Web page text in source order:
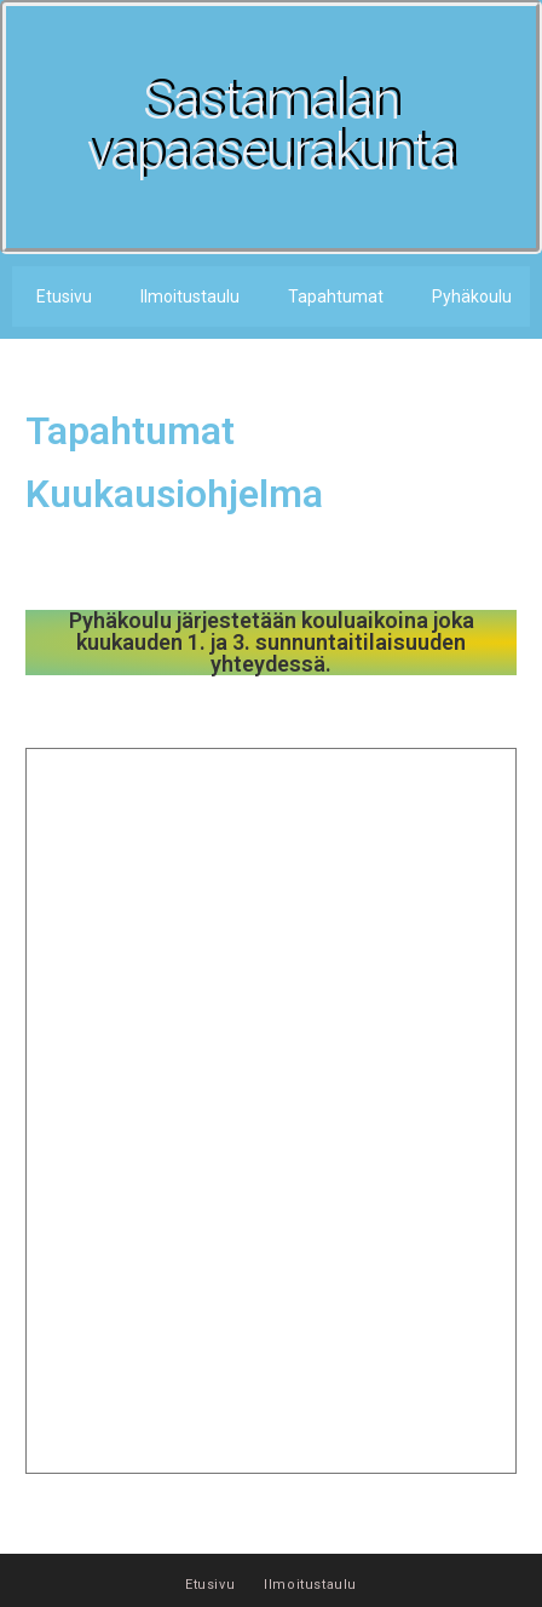
Sastamalan
vapaaseurakunta
Etusivu Ilmoitustaulu Tapahtumat Pyhäkoulu
Tapahtumat
Kuukausiohjelma
Pyhäkoulu järjestetään kouluaikoina joka
kuukauden 1. ja 3. sunnuntaitilaisuuden
yhteydessä.
Etusivu
Ilmoitustaulu